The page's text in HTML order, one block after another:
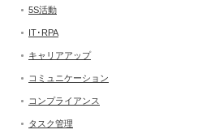
5S活動
IT･RPA
キャリアアップ
コミュニケーション
コンプライアンス
タスク管理